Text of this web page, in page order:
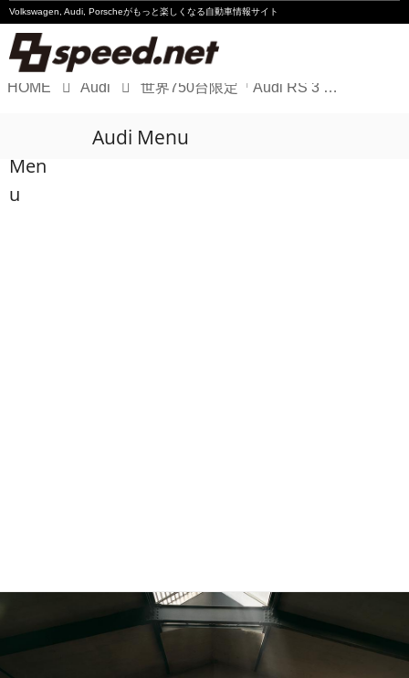
Volkswagen, Audi, Porscheがもっと楽しくなる自動車情報サイト
Audi
HOME Audi 世界750台限定「Audi RS 3 competition limited」を日本導入
Men
u
Audi Menu